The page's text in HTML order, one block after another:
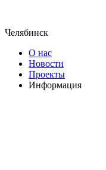
Челябинск
О нас
Новости
Проекты
Информация